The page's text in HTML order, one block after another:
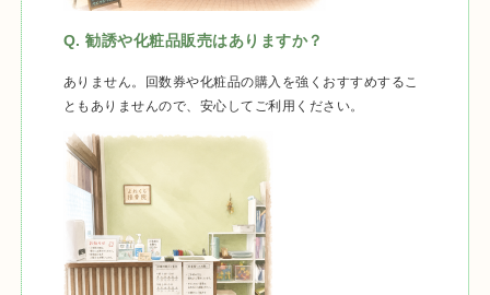
Q. 勧誘や化粧品販売はありますか？
ありません。回数券や化粧品の購入を強くおすすめするこ
ともありませんので、安心してご利用ください。